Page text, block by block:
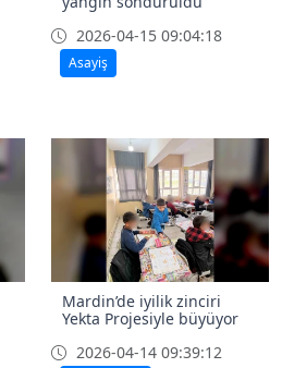
2026-04-15 09:04:18
Asayiş
Mardin’de iyilik zinciri
Yekta Projesiyle büyüyor
2026-04-14 09:39:12